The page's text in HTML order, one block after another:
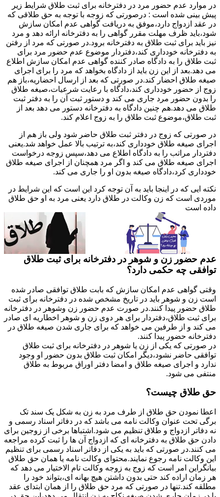
در موارد عدم حضور مرد در دفترخانه برای ثبت طلاق شرایط زیر
پیش بینی شده است : درصورتی که زوجه با توجه به حق طلاقی که
در عقد ازدواج دارد،موفق به دریافت گواهی عدم امکان سازش
شود،باید ظرف مهلت مقرر گواهی را به دفترخانه ارائه دهد و مرد
نیز باید برای ثبت طلاق به دفترخانه برود.در صورتی که مرد از رفتن
به دفترخانه خودداری کند،دفتردار موضوع عدم حضور مرد برای
ثبت طلاق را به دادگاه صادر کننده گواهی عدم امکان سازش اطلاع
می دهد.بعد از این زن باید از دادگاه بخواهد که مرد را برای اجرای
صیغه طلاق احضار کند.در صورتی که بعد از ارسال احضاریه،باز هم
زوج از حضور خودداری کند،دادگاه با رعایت شرعیات،صیغه طلاق
را بدون حضور مرد جاری می کند و دستور ثبت آن را به دفتر ثبت
طلاق می دهد.هم چنین دادگاه به دفترخانه دستور می دهد بعد از
ثبت طلاق،موضوع ثبت طلاق را به زوج اعلام کند.
در صورتی که زوج در دفتر ثبت طلاق حاضر شود ولی باز هم از
اجرای صیغه طلاق خودداری کند،به ترتیب بالا عمل خواهد شد.یعنی
دفتردار مراتب را به دادگاه اطلاع می دهد،سپس زوجه درخواست
اجرای صیغه طلاق می کند و اگر مرد همچنان از اجرای صیغه طلاق
خودداری کرد،دادگاه صیغه بدون او را جاری می کند.
نکته ایی که در اینجا باید به آن توجه کرد این است که این شرایط در
موردی است که زن وکالت در طلاق دارد یعنی مرد به او حق طلاق
داده است
عدم حضور زن و شوهر در دفترخانه برای ثبت طلاق
توافقی چه حکمی دارد؟
وقتی گواهی عدم امکان سازش که بابت طلاق توافقی صادر شده
است زن و شوهر باید در تاریخ مشخص شده در دفترخانه برای ثبت
طلاق حضور پیدا کنند.در صورت عدم حضور زن وشوهر در دفترخانه
برای ثبت طلاق،دفتردار برای هر دوی زن و شوهر اخطاریه ای صادر
می کند و از طرفین می خواهد که برای جاری شدن صیغه طلاق در
دفترخانه حضور پیدا کنند.
در صورتی که یکی از زن یا شوهر در دفترخانه برای ثبت طلاق
توافقی حاضر نشود،دیگر امکان ثبت طلاق بدون حضور او وجود
ندارد و اجرای صیغه طلاق و امضا دفتر اوراق مربوط به طلاق
منتفی می شود.
حق طلاق چیست؟
اعطا نمودن حق طلاق از طرف مرد به زن به شکل یک سند تک
برگی تحت عنوان وکالت نامه می باشد که در دفاتر اسناد رسمی و
نه دفاتر ازدواج و طلاق تنظیم می شود.اشتباها برخی از زوجین برای
دادن حق طلاق به دفترخانه ای که ازدواج آن ها را ثبت کرده مراجعه
می کنند.در صورتی که باید به یکی از دفاتر اسناد رسمی برای تنظیم
این وکالت نامه رجوع نمایند.محتوای وکالت نامه یا همان حق طلاق
بیانگراین امر است که زوج به زوجه وکالت تام الاختیار می دهد که
هر زمان اراده کند حتی بدون داشتن هیچ بهانه ای،بتواند خود را
مطلقه کند.تنها در صورتی که مرد حق طلاق را از همان ابتدای عقد